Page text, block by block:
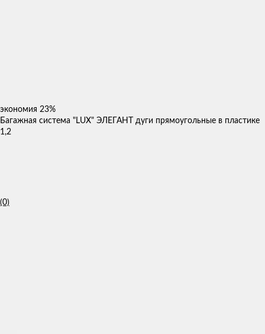
экономия 23%
Багажная система "LUX" ЭЛЕГАНТ дуги прямоугольные в пластике
1,2
(0)